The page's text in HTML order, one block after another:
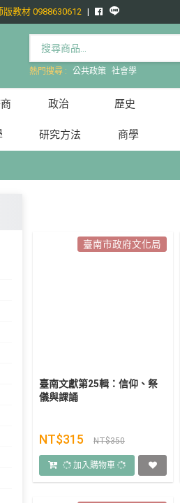
教材 0988630612
熱門搜尋 : 公共政策 社會學
政治 歷史
研究方法 商學
臺南市政府文化局
臺南文獻第25輯：信仰、祭
儀與課誦
NT$315 NT$350
加入購物車